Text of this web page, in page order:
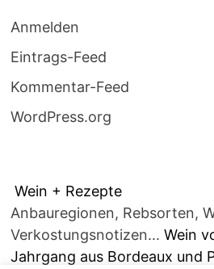
Anmelden
Eintrags-Feed
Kommentar-Feed
WordPress.org
Wein + Rezepte
Anbauregionen, Rebsorten,
Verkostungsnotizen... Wein
Jahrgang aus Bordeaux und